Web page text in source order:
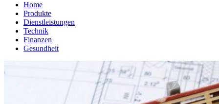
Home
Produkte
Dienstleistungen
Technik
Finanzen
Gesundheit